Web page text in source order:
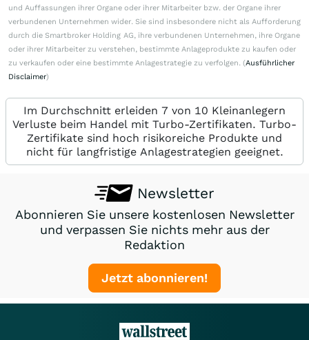
und Auffassungen ihrer Organe oder ihrer Mitarbeiter bzw. der Organe ihrer
verbundenen Unternehmen wider. Sie sind insbesondere nicht als Aufforderung
durch die Smartbroker Holding AG, ihre verbundenen Unternehmen, ihre Organe
oder ihrer Mitarbeiter zu verstehen, bestimmte Anlageprodukte zu kaufen oder
zu verkaufen oder eine bestimmte Anlagestrategie zu verfolgen. (Ausführlicher
Disclaimer)
Im Durchschnitt erleiden 7 von 10 Kleinanlegern
Verluste beim Handel mit Turbo-Zertifikaten. Turbo-
Zertifikate sind hoch risikoreiche Produkte und
nicht für langfristige Anlagestrategien geeignet.
Newsletter
Abonnieren Sie unsere kostenlosen Newsletter
und verpassen Sie nichts mehr aus der
Redaktion
Jetzt abonnieren!